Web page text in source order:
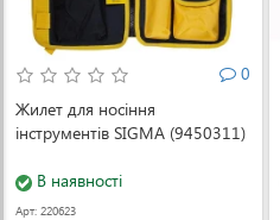
0
Жилет для носіння
інструментів SIGMA (9450311)
В наявності
Арт: 220623